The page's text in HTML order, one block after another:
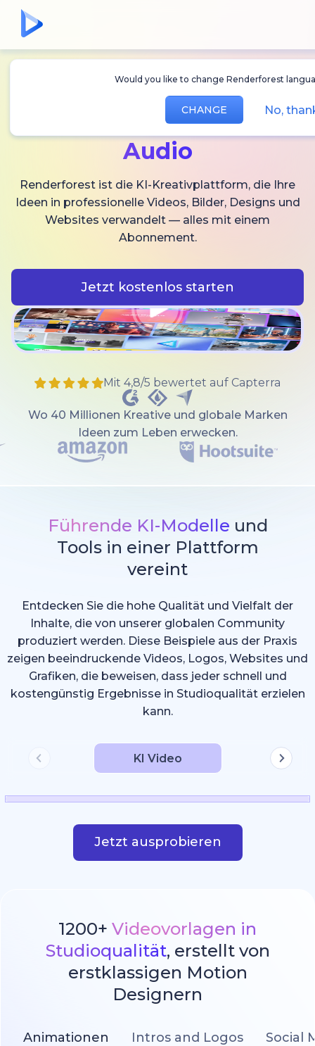
Would you like to change Renderforest
CHANGE No,
Erstellen SieKI-
Bilder und
Audio
Renderforest ist die KI-Kreativplattform, die Ihre
Ideen in professionelle Videos, Bilder, Designs und
Websites verwandelt — alles mit einem
Abonnement.
Jetzt kostenlos starten
Mit 4,8/5 bewertet auf Capterra
Wo 40 Millionen Kreative und globale Marken
Ideen zum Leben erwecken.
Führende KI-Modelle und
Tools in einer Plattform
vereint
Entdecken Sie die hohe Qualität und Vielfalt der
Inhalte, die von unserer globalen Community
produziert werden. Diese Beispiele aus der Praxis
zeigen beeindruckende Videos, Logos, Websites und
Grafiken, die beweisen, dass jeder schnell und
kostengünstig Ergebnisse in Studioqualität erzielen
kann.
KI Video
Jetzt ausprobieren
1200+ Videovorlagen in
Studioqualität, erstellt von
erstklassigen Motion
Designern
Animationen Intros and Logos Social